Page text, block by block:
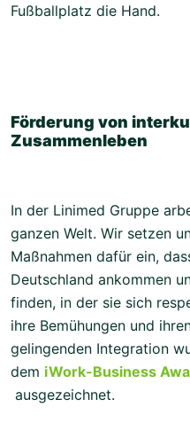
Förderung von
Zusammenleben
In der Linimed Gruppe
ganzen Welt. Wir setzen
Maßnahmen dafür ein,
Deutschland ankommen
finden, in der sie sich
ihre Bemühungen und
gelingenden Integration
dem iWork-Business
ausgezeichnet.